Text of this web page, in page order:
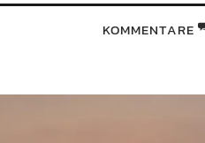
KOMMENTARE